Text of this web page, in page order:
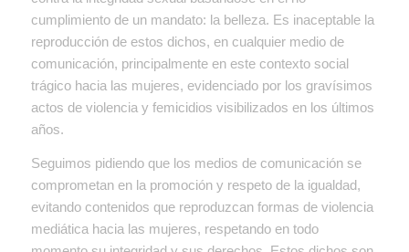
cumplimiento de un mandato: la belleza. Es inaceptable la
reproducción de estos dichos, en cualquier medio de
comunicación, principalmente en este contexto social
trágico hacia las mujeres, evidenciado por los gravísimos
actos de violencia y femicidios visibilizados en los últimos
años.
Seguimos pidiendo que los medios de comunicación se
comprometan en la promoción y respeto de la igualdad,
evitando contenidos que reproduzcan formas de violencia
mediática hacia las mujeres, respetando en todo